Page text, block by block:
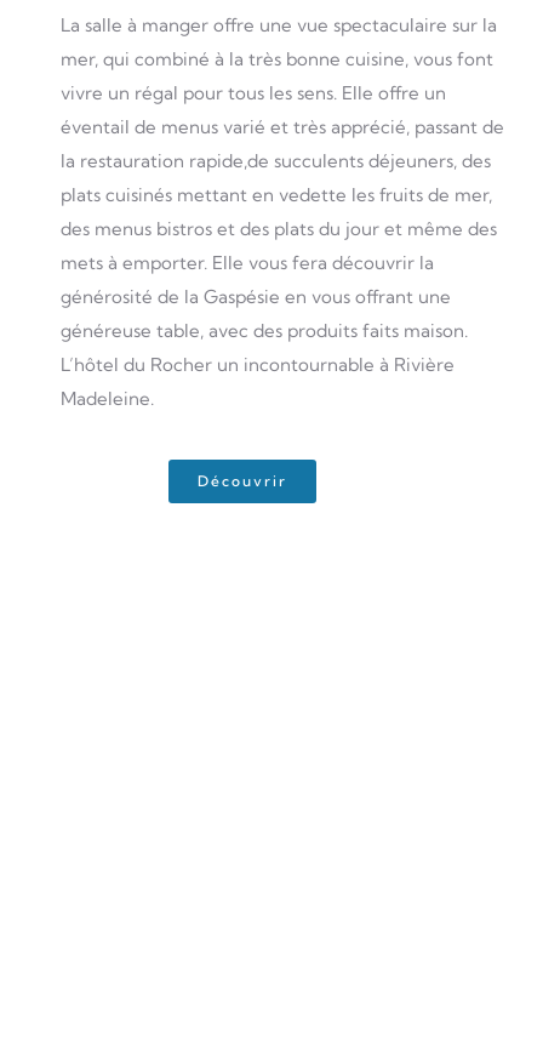
La salle à manger offre une vue spectaculaire sur la
mer, qui combiné à la très bonne cuisine, vous font
vivre un régal pour tous les sens. Elle offre un
éventail de menus varié et très apprécié, passant de
la restauration rapide,de succulents déjeuners, des
plats cuisinés mettant en vedette les fruits de mer,
des menus bistros et des plats du jour et même des
mets à emporter. Elle vous fera découvrir la
générosité de la Gaspésie en vous offrant une
généreuse table, avec des produits faits maison.
L’hôtel du Rocher un incontournable à Rivière
Madeleine.
Découvrir